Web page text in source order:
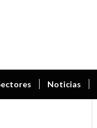
Noticias